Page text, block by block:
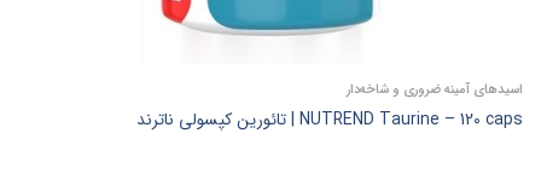
اسیدهای آمینه ضروری و شاخه‌دار
NUTREND Taurine – 120 caps | تائورین کپسولی ناترند